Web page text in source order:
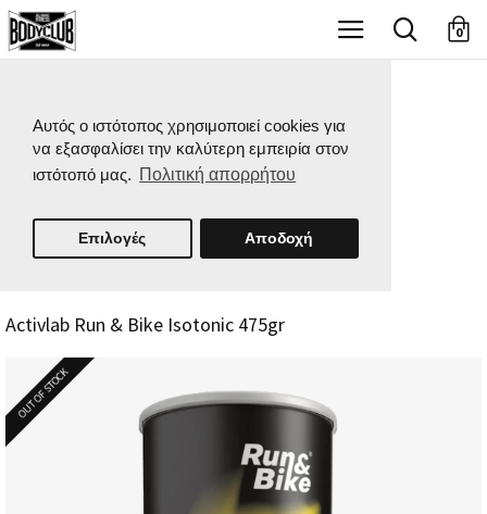
Αυτός ο ιστότοπος χρησιμοποιεί cookies για
να εξασφαλίσει την καλύτερη εμπειρία στον
ιστότοπό μας. Πολιτική απορρήτου
X
Επιλογές Αποδοχή
0
Activlab Run & Bike Isotonic 475gr
OUT OF STOCK